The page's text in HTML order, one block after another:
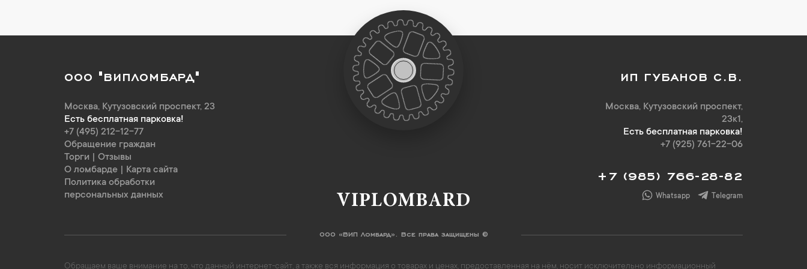
ООО "ВИПЛОМБАРД"
Москва, Кутузовский проспект, 23
Есть бесплатная парковка!
+7 (495) 212-12-77
Обращение граждан
Торги
Отзывы
О ломбарде
Карта сайта
Политика обработки
персональных данных
ИП ГУБАНОВ С.В.
Москва, Кутузовский проспект,
23к1,
Есть бесплатная парковка!
+7 (925) 761-22-06
+7 (985) 766-28-82
Whatsapp Telegram
VIPLOMBARD
ООО «ВИП Ломбард». Все права защищены ©
Обращаем ваше внимание на то, что данный интернет-сайт, а также вся информация о товарах и ценах, предоставленная на нём, носит исключительно информационный